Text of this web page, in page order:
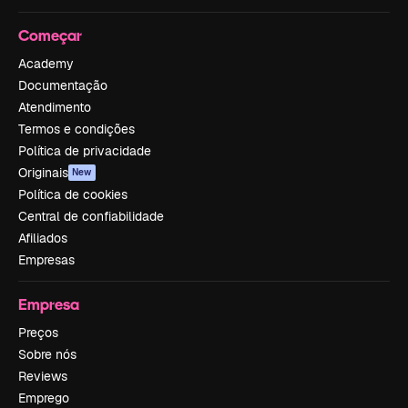
Começar
Academy
Documentação
Atendimento
Termos e condições
Política de privacidade
Originais New
Política de cookies
Central de confiabilidade
Afiliados
Empresas
Empresa
Preços
Sobre nós
Reviews
Emprego